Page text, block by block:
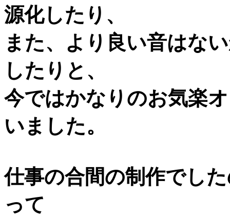
源化したり、
また、より良い音はな
したりと、
今ではかなりのお気楽
いました。
仕事の合間の制作でし
って